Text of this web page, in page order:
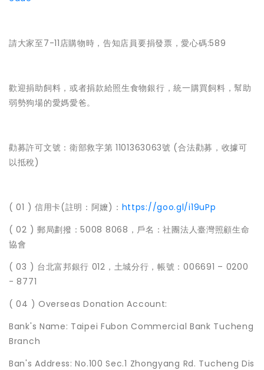
請大家至7-11店購物時，告知店員要捐發票，愛心碼:589
歡迎捐助飼料，或者捐款給照生食物銀行，統一購買飼料，幫助
弱勢狗場的愛媽愛爸。
勸募許可文號：衛部救字第 1101363063號 (合法勸募，收據可
以抵稅)
( 01 ) 信用卡(註明：阿嬤)： https://goo.gl/i19uPp
( 02 ) 郵局劃撥：5008 8068，戶名：社團法人臺灣照顧生命
協會
( 03 ) 台北富邦銀行 012，土城分行，帳號：006691 – 0200
- 8771
( 04 ) Overseas Donation Account:
Bank's Name: Taipei Fubon Commercial Bank Tucheng
Branch
Ban's Address: No.100 Sec.1 Zhongyang Rd. Tucheng Dis